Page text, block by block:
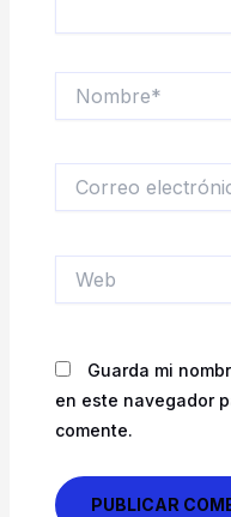
electrónico*
Guarda mi
en este navegador
comente.